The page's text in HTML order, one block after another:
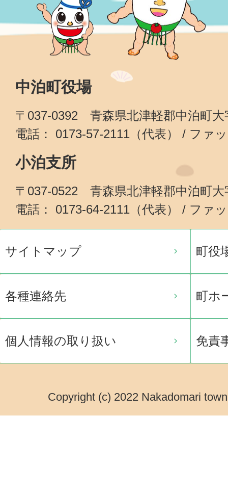
中泊町役場
〒037-0392 青森県北津軽郡中泊町大
電話： 0173-57-2111（代表） / ファ
小泊支所
〒037-0522 青森県北津軽郡中泊町大
電話： 0173-64-2111（代表） / ファ
サイトマップ 町役
各種連絡先 町ホ
個人情報の取り扱い 免責
Copyright (c) 2022 Nakadomari